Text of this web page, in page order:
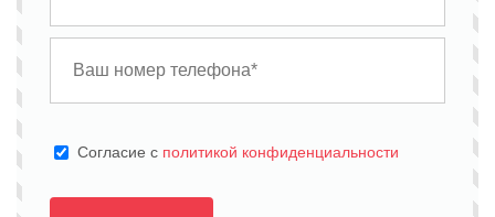
Cогласие с политикой конфиденциальности